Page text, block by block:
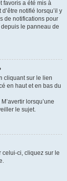
favoris a été mis à
notifié lorsqu’il y
de notifications pour
le panneau de
cliquant sur le lien
en haut et en bas du
lorsqu’une
le sujet.
celui-ci, cliquez sur le